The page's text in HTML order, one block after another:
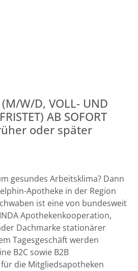
(M/W/D, VOLL- UND
AB SOFORT
oder später
gesundes Arbeitsklima? Dann
Apotheke in der Region
ist eine von bundesweit
Apothekenkooperation,
Dachmarke stationärer
Tagesgeschäft werden
B2C sowie B2B
die Mitgliedsapotheken